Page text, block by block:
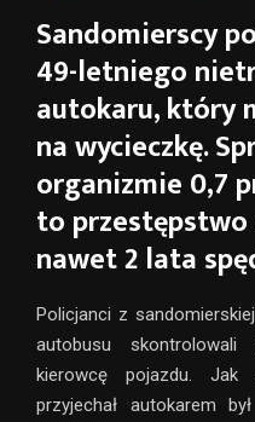
Sandomierscy
49-letniego
autokaru, który
na wycieczkę.
organizmie 0,7
to
nawet 2 lata
Policjanci z
autobusu
kierowcę pojazdu. Jak
przyjechał autokarem